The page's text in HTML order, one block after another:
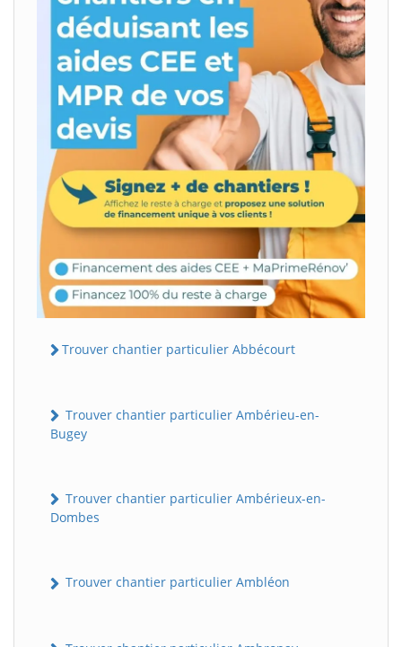
Trouver chantier particulier Abbécourt
Trouver chantier particulier Ambérieu-en-
Bugey
Trouver chantier particulier Ambérieux-en-
Dombes
Trouver chantier particulier Ambléon